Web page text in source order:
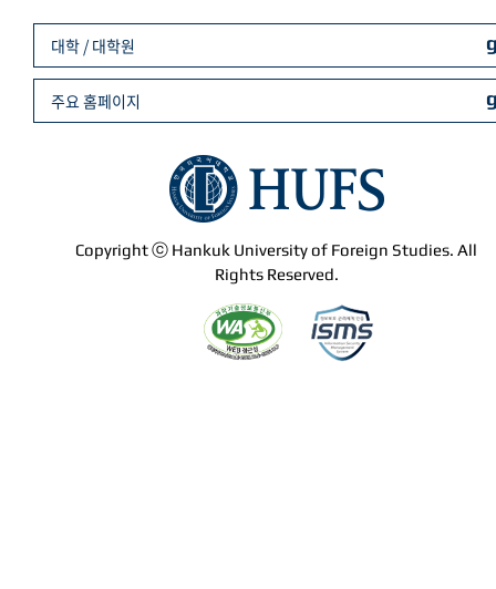
Copyright ⓒ Hankuk University of Foreign Studies. All
Rights Reserved.
대학 / 대학원
주요 홈페이지